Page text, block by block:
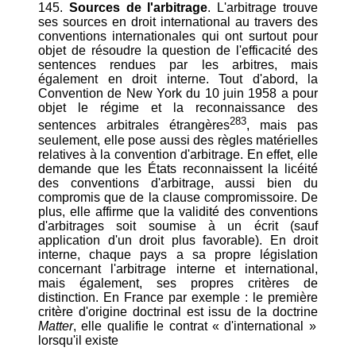
145. Sources de l'arbitrage. L'arbitrage trouve
ses sources en droit international au travers des
conventions internationales qui ont surtout pour
objet de résoudre la question de l'efficacité des
sentences rendues par les arbitres, mais
également en droit interne. Tout d'abord, la
Convention de New York du 10 juin 1958 a pour
objet le régime et la reconnaissance des
sentences arbitrales étrangères283, mais pas
seulement, elle pose aussi des règles matérielles
relatives à la convention d'arbitrage. En effet, elle
demande que les États reconnaissent la licéité
des conventions d'arbitrage, aussi bien du
compromis que de la clause compromissoire. De
plus, elle affirme que la validité des conventions
d'arbitrages soit soumise à un écrit (sauf
application d'un droit plus favorable). En droit
interne, chaque pays a sa propre législation
concernant l'arbitrage interne et international,
mais également, ses propres critères de
distinction. En France par exemple : le première
critère d'origine doctrinal est issu de la doctrine
Matter, elle qualifie le contrat « d'international »
lorsqu'il existe